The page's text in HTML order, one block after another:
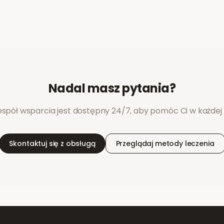
Nadal masz pytania?
wsparcia jest dostępny 24/7, aby pomóc Ci w każdej
Skontaktuj się z obsługą Przeglądaj metody leczenia